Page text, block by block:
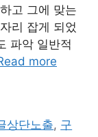
고 그에 맞는
리 잡게 되었
파악 일반적
more
상단노출, 구